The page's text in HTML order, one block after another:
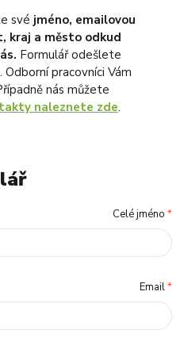
své jméno, emailovou
kraj a město odkud
Formulář odešlete
. Odborní pracovníci Vám
nás můžete
naleznete zde.
Celé jméno *
Email*